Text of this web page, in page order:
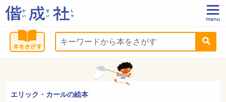
エリック・カールの絵本